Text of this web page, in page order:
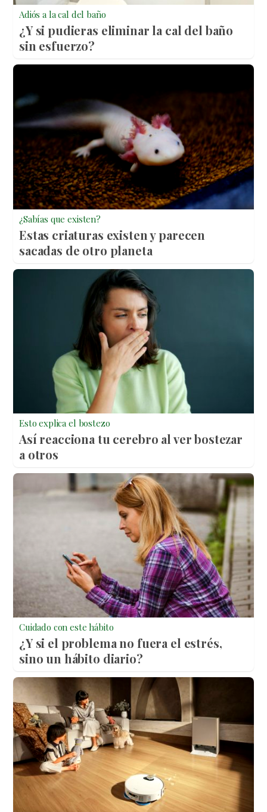
Adiós a la cal del baño
¿Y si pudieras eliminar la cal del baño
sin esfuerzo?
¿Sabías que existen?
Estas criaturas existen y parecen
sacadas de otro planeta
Esto explica el bostezo
Así reacciona tu cerebro al ver bostezar
a otros
Cuidado con este hábito
¿Y si el problema no fuera el estrés,
sino un hábito diario?